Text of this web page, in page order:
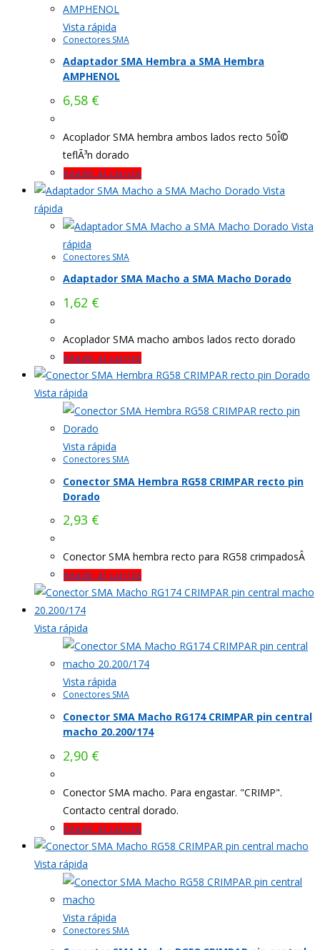
Vista rápida
Conectores SMA
Adaptador SMA Hembra a SMA Hembra
AMPHENOL
6,58 €
Acoplador SMA hembra ambos lados recto 50Î©
teflÃ³n dorado
Añadir al carrito
Vista
rápida
Vista
rápida
Conectores SMA
Adaptador SMA Macho a SMA Macho Dorado
1,62 €
Acoplador SMA macho ambos lados recto dorado
Añadir al carrito
Vista rápida
Vista rápida
Conectores SMA
Conector SMA Hembra RG58 CRIMPAR recto pin
Dorado
2,93 €
Conector SMA hembra recto para RG58 crimpadosÂ
Añadir al carrito
Vista rápida
Vista rápida
Conectores SMA
Conector SMA Macho RG174 CRIMPAR pin central
macho 20.200/174
2,90 €
Conector SMA macho. Para engastar. "CRIMP".
Contacto central dorado.
Añadir al carrito
Vista rápida
Vista rápida
Conectores SMA